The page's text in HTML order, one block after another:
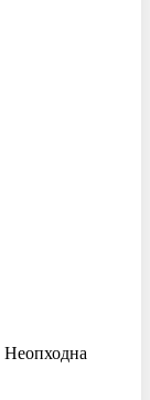
Неопходна